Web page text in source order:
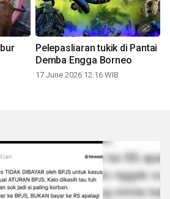
Pelepasliaran tukik di Pantai
Demba Engga Borneo
17 June 2026 12:16 WIB